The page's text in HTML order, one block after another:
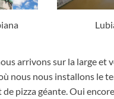
arrivons sur la large et
nous nous installons le
pizza géante Oui